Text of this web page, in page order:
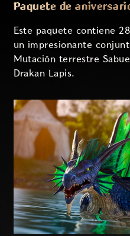
Paquete de
Este paquete contiene
un impresionante
Mutación terrestre
Drakan Lapis.